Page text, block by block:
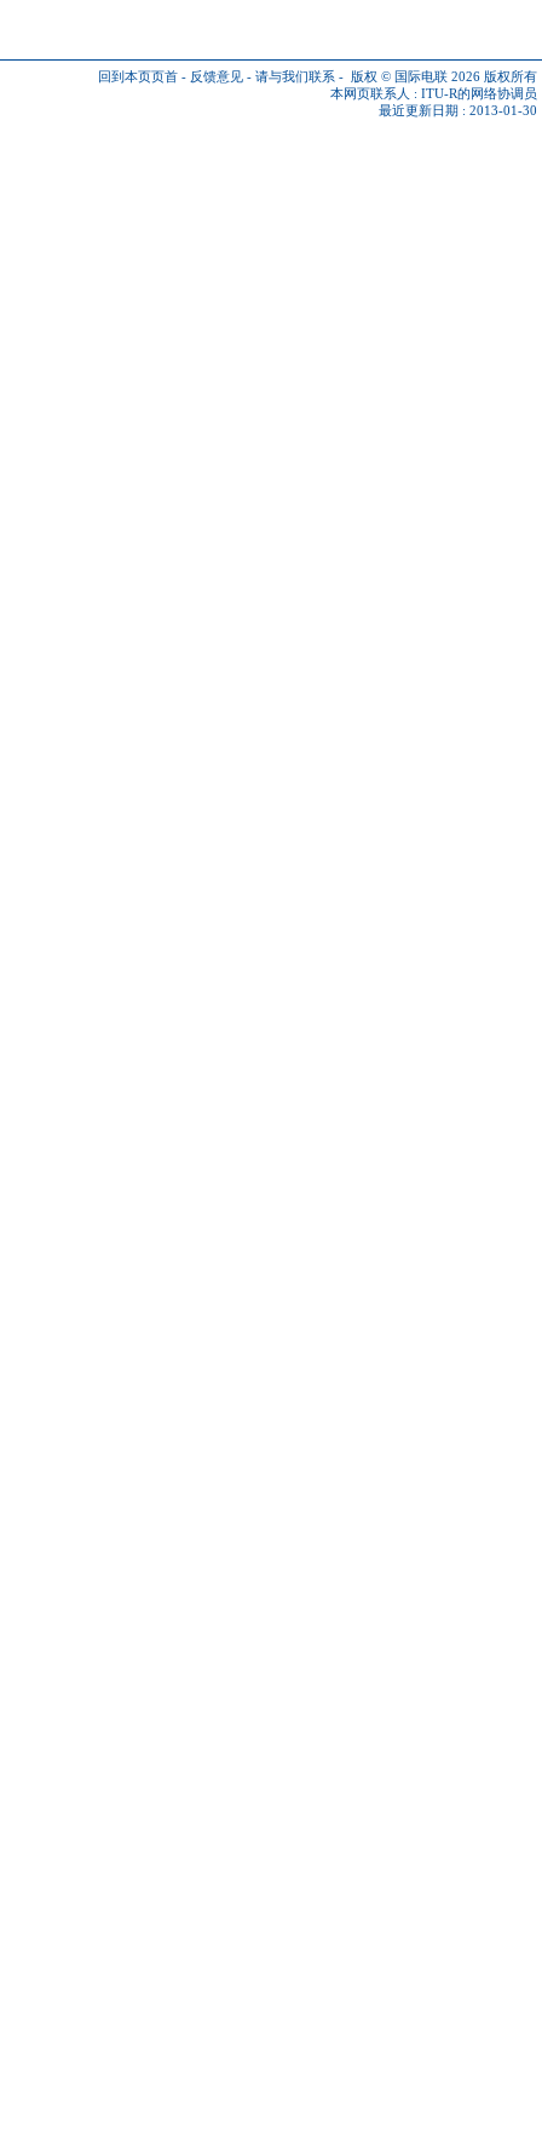
回到本页页首 - 反馈意见 - 请与我们联系 - 版权 © 国际电联 2026 版权所有
本网页联系人 : ITU-R的网络协调员
最近更新日期 : 2013-01-30